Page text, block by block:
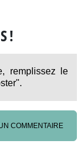
!
remplissez le
COMMENTAIRE